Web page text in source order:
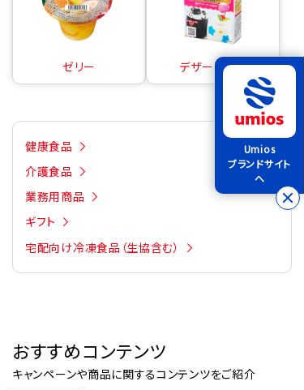
ゼリー デザートの素
健康食品
介護食品
業務用商品
ギフト
宅配向け冷凍食品（生協含む）
おすすめコンテンツ
キャンペーンや商品に関するコンテンツをご紹介
Umios
ブランドサイト
へ